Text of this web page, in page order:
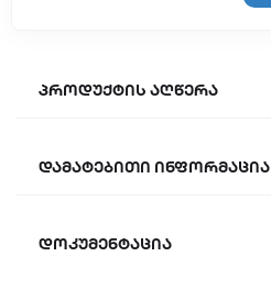
პროდუქტის აღწერა
დამატებითი ინფორმაცია
დოკუმენტაცია